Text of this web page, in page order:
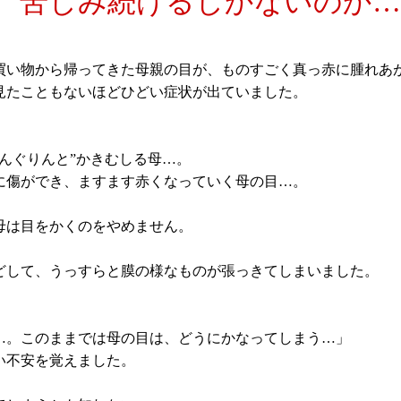
い物から帰ってきた母親の目が、ものすごく真っ赤に腫れあ
たこともないほどひどい症状が出ていました。
ぐりんと”かきむしる母…。
傷ができ、ますます赤くなっていく母の目…。
は目をかくのをやめません。
して、うっすらと膜の様なものが張っきてしまいました。
このままでは母の目は、どうにかなってしまう…」
安を覚えました。